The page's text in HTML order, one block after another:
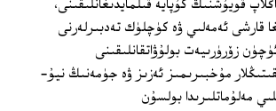
قويۇشنىڭ كۇپايە قىلمايدىغانلىقىنى،
قارشى ئەمەلىي ۋە كۈچلۈك تەدبىرلەرنى
زۆرۈرىيەت بولۇۋاتقانلىقىنى
مۇخبىرىمىز ئەزىز ۋە جۈمەنىڭ نيۇ-